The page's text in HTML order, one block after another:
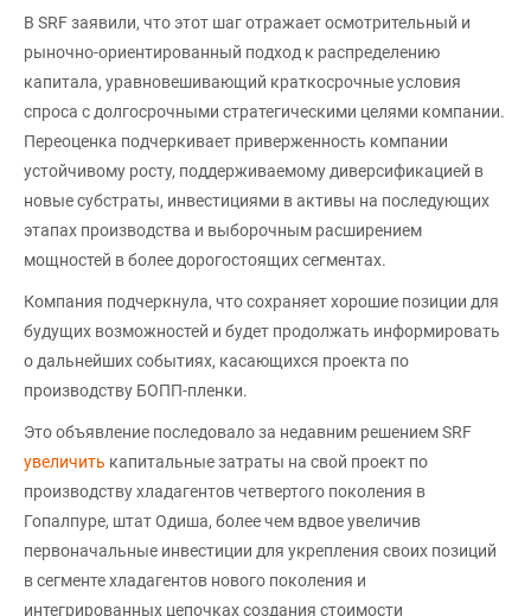
В SRF заявили, что этот шаг отражает осмотрительный и
рыночно-ориентированный подход к распределению
капитала, уравновешивающий краткосрочные условия
спроса с долгосрочными стратегическими целями компании.
Переоценка подчеркивает приверженность компании
устойчивому росту, поддерживаемому диверсификацией в
новые субстраты, инвестициями в активы на последующих
этапах производства и выборочным расширением
мощностей в более дорогостоящих сегментах.
Компания подчеркнула, что сохраняет хорошие позиции для
будущих возможностей и будет продолжать информировать
о дальнейших событиях, касающихся проекта по
производству БОПП-пленки.
Это объявление последовало за недавним решением SRF
увеличить капитальные затраты на свой проект по
производству хладагентов четвертого поколения в
Гопалпуре, штат Одиша, более чем вдвое увеличив
первоначальные инвестиции для укрепления своих позиций
в сегменте хладагентов нового поколения и
интегрированных цепочках создания стоимости